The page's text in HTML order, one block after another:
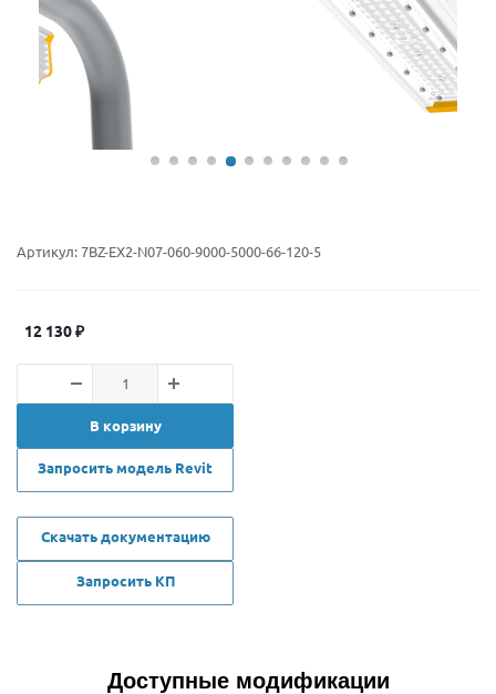
Артикул:7BZ-EX2-N07-060-9000-5000-66-120-5
12 130₽
В корзину
Запросить модель Revit
Скачать документацию
Запросить КП
Доступные модификации